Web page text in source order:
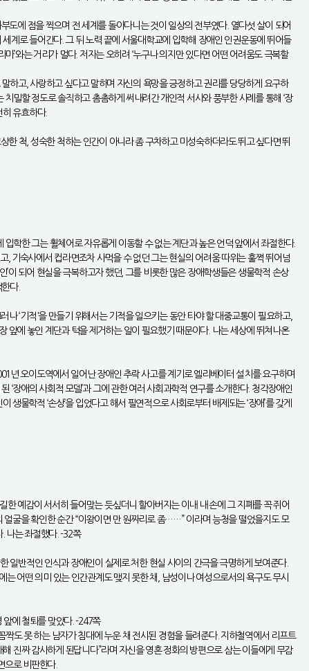
에 점을 찍으며 전 세계를 돌아다니는 것이 일상의 전부였다. 열다섯 살이 되어
계로 들어간다. 그 뒤 노력 끝에 서울대학교에 입학해 장애인 인권운동에 뛰어들
’와는 거리가 멀다. 저자는 오히려 ‘누구나 의지만 있다면 어떤 어려움도 극복할
하고, 사랑하고 싶다고 말하며 자신의 욕망을 긍정하고 권리를 당당하게 요구하
밀할 정도로 솔직하고 촘촘하게 써내려간 개인적 서사와 풍부한 사례를 통해 ‘장
히 유효하다.
한 척, 성숙한 척하는 인간이 아니라 좀 구차하고 미성숙하더라도 뛰고 싶다면 뛰
입학한 그는 휠체어로 자유롭게 이동할 수 없는 계단과 높은 언덕 앞에서 좌절한다.
기숙사에서 컵라면조차 사먹을 수 없던 그는 현실의 어려움 따위는 훌쩍 뛰어넘
’이 되어 현실을 극복하고자 했던, 그를 비롯한 많은 장애학생들은 생물학적 손상
다.
‘기적'을 만들기 위해서는 기적을 일으키는 동안 타야 할 대중교통이 필요하고,
앞에 놓인 계단과 턱을 제거하는 일이 필요했기 때문이다. 나는 세상에 뛰쳐나온
년 오이도역에서 일어난 장애인 추락 사고를 계기로 엘리베이터 설치를 요구하며
‘장애의 사회적 모델’과 그에 관한 여러 사회과학적 연구를 소개한다. 청각장애인
물학적 ‘손상’을 입었다고 해서 필연적으로 사회로부터 배제되는 ‘장애’를 갖게
예감이 서서히 들어맞는 듯싶더니 할아버지는 이내 내 손에 그 지폐를 꼭 쥐어
얼굴을 확인한 순간 “이왕이면 만 원짜리로 좀……” 이라며 능청을 떨었을지도 모
나는 좌절했다. -32쪽
일반적인 인식과 장애인이 실제로 처한 현실 사이의 간극을 극명하게 보여준다.
어떤 의미 있는 인간관계도 맺지 못한 채, 남성이나 여성으로서의 욕구도 무시
앞에 철퇴를 맞았다. -247쪽
도 못 하는 남자가 침대에 누운 채 전시된 경험을 들려준다. 지하철역에서 리프트
진짜 감사하게 된답니다”라며 자신을 영혼 정화의 방편으로 삼는 이들에게 무감
으로 비판한다.